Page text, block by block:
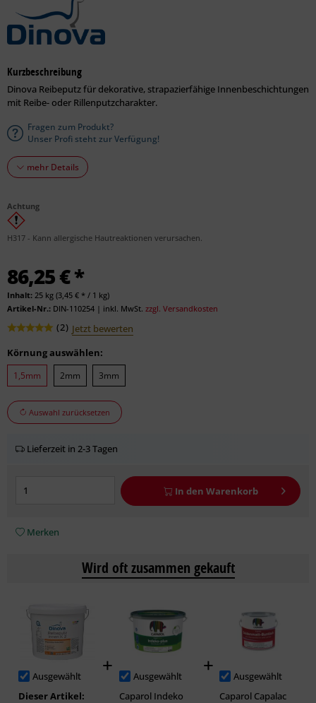
Kurzbeschreibung
Dinova Reibeputz für dekorative, strapazierfähige Innenbeschichtungen
mit Reibe- oder Rillenputzcharakter.
Fragen zum Produkt?
Unser Profi steht zur Verfügung!
mehr Details
Achtung
H317 - Kann allergische Hautreaktionen verursachen.
86,25 € *
Inhalt: 25 kg (3,45 € * / 1 kg)
Artikel-Nr.: DIN-110254 | inkl. MwSt. zzgl. Versandkosten
(2) Jetzt bewerten
Körnung auswählen:
1,5mm 2mm 3mm
Auswahl zurücksetzen
Lieferzeit in 2-3 Tagen
In den Warenkorb
Merken
Wird oft zusammen gekauft
Ausgewählt
Dieser Artikel:
Ausgewählt
Caparol Indeko
Ausgewählt
Caparol Capalac